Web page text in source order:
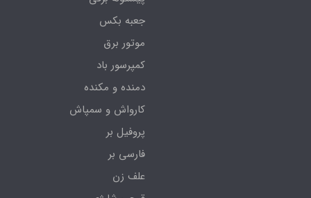
جعبه بکس
موتور برق
کمپرسور باد
دمنده و مکنده
کارواش و سمپاش
پروفیل بر
فارسی بر
علف زن